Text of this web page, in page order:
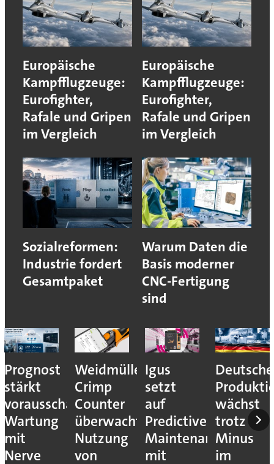
Europäische
Kampfflugzeuge:
Eurofighter,
Rafale und Gripen
im Vergleich
Europäische
Kampfflugzeuge:
Eurofighter,
Rafale und Gripen
im Vergleich
Sozialreformen:
Industrie fordert
Gesamtpaket
Warum Daten die
Basis moderner
CNC-Fertigung
sind
Prognost
stärkt
vorausschauende
Wartung
mit
Nerve
Weidmüller:
Crimp
Counter
überwacht
Nutzung
von
Igus
setzt
auf
Predictive
Maintenance
mit
Deutsche
wächst
trotz
Minus
im